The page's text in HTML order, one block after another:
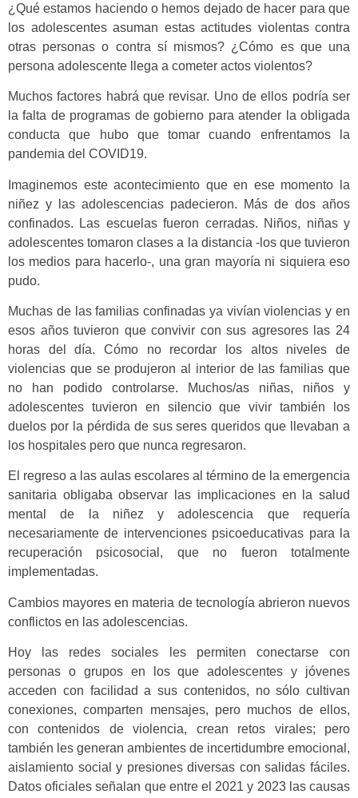
¿Qué estamos haciendo o hemos dejado de hacer para que
los adolescentes asuman estas actitudes violentas contra
otras personas o contra sí mismos? ¿Cómo es que una
persona adolescente llega a cometer actos violentos?
Muchos factores habrá que revisar. Uno de ellos podría ser
la falta de programas de gobierno para atender la obligada
conducta que hubo que tomar cuando enfrentamos la
pandemia del COVID19.
Imaginemos este acontecimiento que en ese momento la
niñez y las adolescencias padecieron. Más de dos años
confinados. Las escuelas fueron cerradas. Niños, niñas y
adolescentes tomaron clases a la distancia -los que tuvieron
los medios para hacerlo-, una gran mayoría ni siquiera eso
pudo.
Muchas de las familias confinadas ya vivían violencias y en
esos años tuvieron que convivir con sus agresores las 24
horas del día. Cómo no recordar los altos niveles de
violencias que se produjeron al interior de las familias que
no han podido controlarse. Muchos/as niñas, niños y
adolescentes tuvieron en silencio que vivir también los
duelos por la pérdida de sus seres queridos que llevaban a
los hospitales pero que nunca regresaron.
El regreso a las aulas escolares al término de la emergencia
sanitaria obligaba observar las implicaciones en la salud
mental de la niñez y adolescencia que requería
necesariamente de intervenciones psicoeducativas para la
recuperación psicosocial, que no fueron totalmente
implementadas.
Cambios mayores en materia de tecnología abrieron nuevos
conflictos en las adolescencias.
Hoy las redes sociales les permiten conectarse con
personas o grupos en los que adolescentes y jóvenes
acceden con facilidad a sus contenidos, no sólo cultivan
conexiones, comparten mensajes, pero muchos de ellos,
con contenidos de violencia, crean retos virales; pero
también les generan ambientes de incertidumbre emocional,
aislamiento social y presiones diversas con salidas fáciles.
Datos oficiales señalan que entre el 2021 y 2023 las causas